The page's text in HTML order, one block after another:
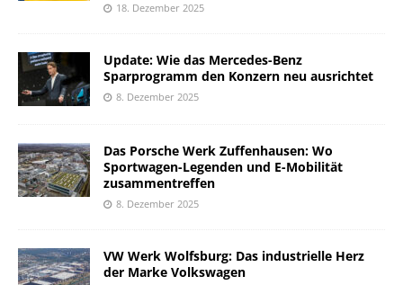
18. Dezember 2025
Update: Wie das Mercedes-Benz
Sparprogramm den Konzern neu ausrichtet
8. Dezember 2025
Das Porsche Werk Zuffenhausen: Wo
Sportwagen-Legenden und E-Mobilität
zusammentreffen
8. Dezember 2025
VW Werk Wolfsburg: Das industrielle Herz
der Marke Volkswagen